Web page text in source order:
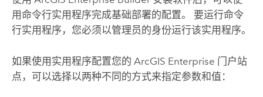
用命令行实用程序完成基础部署的配置。 要运行命令
行实用程序，您必须以管理员的身份运行该实用程序。
如果使用实用程序配置您的 ArcGIS Enterprise 门户站
点，可以选择以两种不同的方式来指定参数和值：